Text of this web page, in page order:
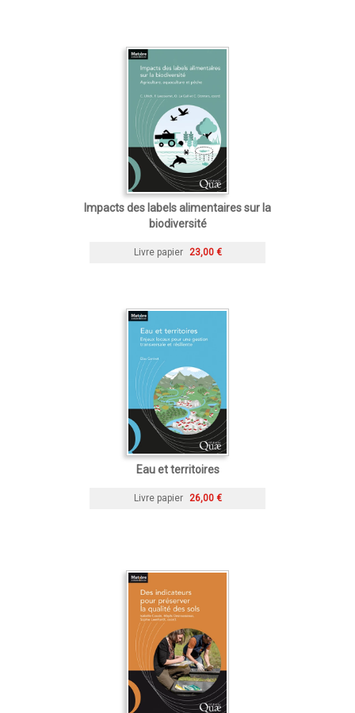
Impacts des labels alimentaires sur la
biodiversité
Livre papier 23,00 €
Eau et territoires
Livre papier 26,00 €